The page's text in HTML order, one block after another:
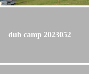
dub camp 2023052